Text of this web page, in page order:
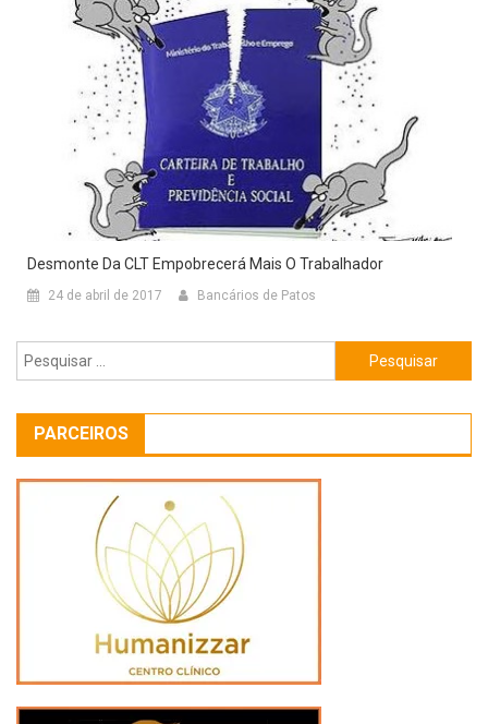
Desmonte Da CLT Empobrecerá Mais O Trabalhador
24 de abril de 2017 Bancários de Patos
Pesquisar
por:
PARCEIROS